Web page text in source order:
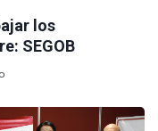
los
SEGOB